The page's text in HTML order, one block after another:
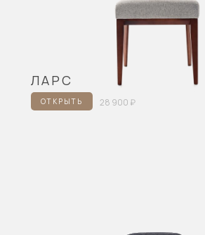
ЛАРС
ОТКРЫТЬ 28 900 ₽